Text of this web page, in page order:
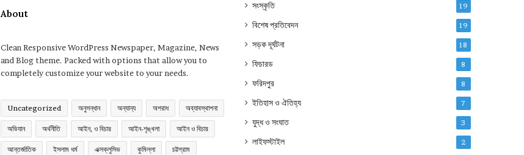
About
Clean Responsive WordPress Newspaper, Magazine, News
and Blog theme. Packed with options that allow you to
completely customize your website to your needs.
Uncategorized অনুসন্ধান অন্যান্য অপরাধ অব্যাবস্থাপনা
অভিযান অর্থনীতি আইন, ও বিচার আইন-শৃঙ্খলা আইন ও বিচার
আন্তর্জাতিক ইসলাম ধর্ম এক্সক্লুসিভ কুমিল্লা চট্টগ্রাম
সংস্কৃতি 19
বিশেষ প্রতিবেদন 19
সড়ক দূর্ঘটনা 18
ফিচারড 8
ফরিদপুর 8
ইতিহাস ও ঐতিহ্য 7
যুদ্ধ ও সংঘাত 3
লাইফস্টাইল 2